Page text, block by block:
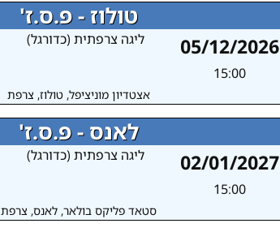
טולוז - פ.ס.ז'
05/12/2026
15:00
ליגה צרפתית (כדורגל)
אצטדיון מוניציפל, טולוז, צרפת
לאנס - פ.ס.ז'
02/01/2027
15:00
ליגה צרפתית (כדורגל)
סטאד פליקס בולאר, לאנס, צרפת